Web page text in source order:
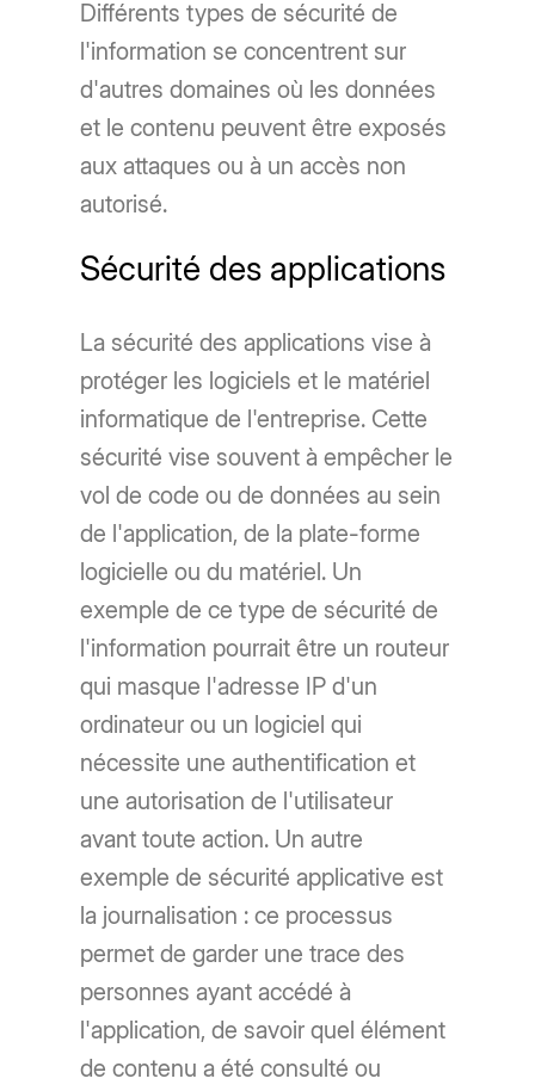
Différents types de sécurité de
l'information se concentrent sur
d'autres domaines où les données
et le contenu peuvent être exposés
aux attaques ou à un accès non
autorisé.
Sécurité des applications
La sécurité des applications vise à
protéger les logiciels et le matériel
informatique de l'entreprise. Cette
sécurité vise souvent à empêcher le
vol de code ou de données au sein
de l'application, de la plate-forme
logicielle ou du matériel. Un
exemple de ce type de sécurité de
l'information pourrait être un routeur
qui masque l'adresse IP d'un
ordinateur ou un logiciel qui
nécessite une authentification et
une autorisation de l'utilisateur
avant toute action. Un autre
exemple de sécurité applicative est
la journalisation : ce processus
permet de garder une trace des
personnes ayant accédé à
l'application, de savoir quel élément
de contenu a été consulté ou